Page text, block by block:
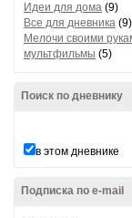
Идеи для дома (9)
Все для дневника (9)
Мелочи своими
мультфильмы (5)
Поиск по дневнику
в этом дневнике
Подписка по e-mail